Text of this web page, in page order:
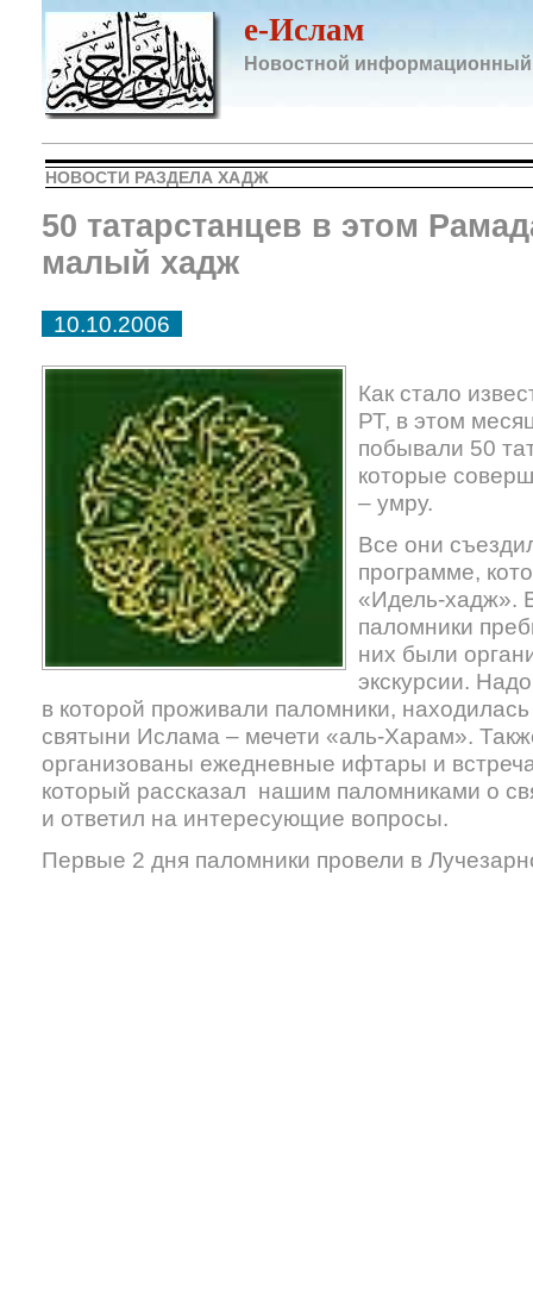
e-Ислам
Новостной информационный
НОВОСТИ РАЗДЕЛА ХАДЖ
50 татарстанцев в этом
малый хадж
10.10.2006
Как стало
РТ, в этом
побывали 50
которые
– умру.
Все они
программе,
«Идель-хадж».
паломники
них были
экскурсии.
в которой проживали паломники,
святыни Ислама – мечети «аль-Харам».
организованы ежедневные ифтары и
который рассказал нашим паломниками о
и ответил на интересующие вопросы.
Первые 2 дня паломники провели в